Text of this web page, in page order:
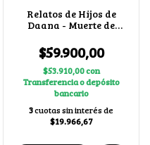
Relatos de Hijos de
Daana - Muerte de
$59.900,00
$53.910,00con
Transferencia o depósito
bancario
3cuotas sin interés de
$19.966,67